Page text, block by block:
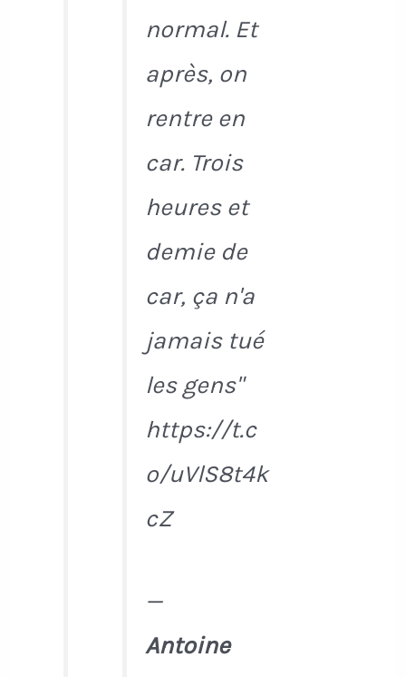
normal. Et
après, on
rentre en
car. Trois
heures et
demie de
car, ça n'a
jamais tué
les gens"
https://t.c
o/uVlS8t4k
cZ
—
Antoine